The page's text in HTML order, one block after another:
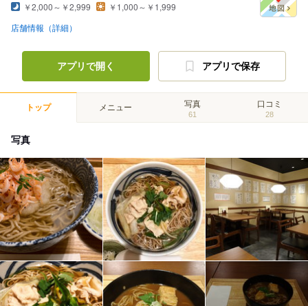
￥2,000～￥2,999 ￥1,000～￥1,999
店舗情報（詳細）
アプリで開く アプリで保存
トップ メニュー 写真
61
口コミ
28
写真